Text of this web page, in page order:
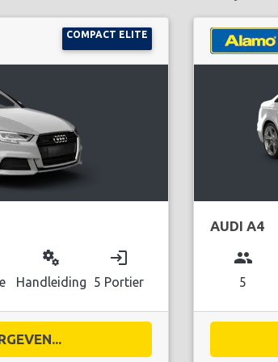
COMPACT ELITE
miscellaneous_services
Handleiding
login
5 Portier
AUDI A4
group
5